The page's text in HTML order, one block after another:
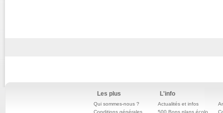
Les plus
Qui sommes-nous ?
Conditions générales
L'info
Actualités et infos
500 Bons plans écolo